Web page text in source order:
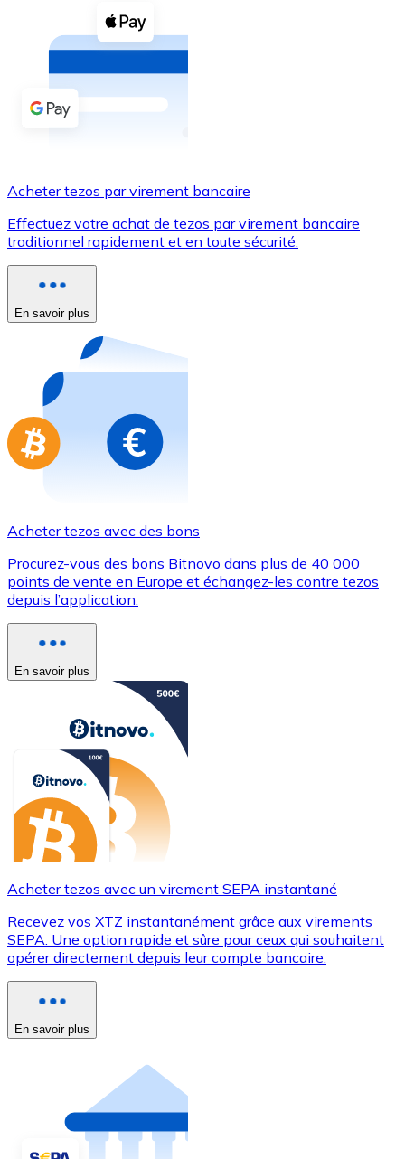
Coupons crypto
Achetez des cryptomonnaies en espèces et d'autres
Acheter avec espèces
Virement SEPA
Utilisez les cartes Visa et Mastercard pour acheter
Acheter avec carte
Nouveau
Achetez des cartes-cadeaux de vos marques
Aller à la boutique de cartes-cadeaux
Acheter tezos par virement bancaire
Effectuez votre achat de tezos par virement bancaire
traditionnel rapidement et en toute sécurité.
En savoir plus
Acheter tezos avec des bons
Procurez-vous des bons Bitnovo dans plus de 40 000
points de vente en Europe et échangez-les contre tezos
depuis l’application.
En savoir plus
Acheter tezos avec un virement SEPA instantané
Recevez vos XTZ instantanément grâce aux virements
SEPA. Une option rapide et sûre pour ceux qui souhaitent
opérer directement depuis leur compte bancaire.
En savoir plus